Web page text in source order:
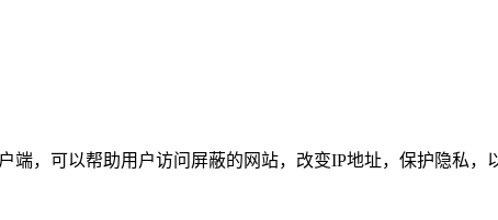
端，可以帮助用户访问屏蔽的网站，改变IP地址，保护隐私